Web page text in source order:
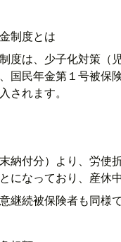
制度とは
度は、少子化対策（
国民年金第１号被保
されます。
納付分）より、労使
になっており、産休
継続被保険者も同様で